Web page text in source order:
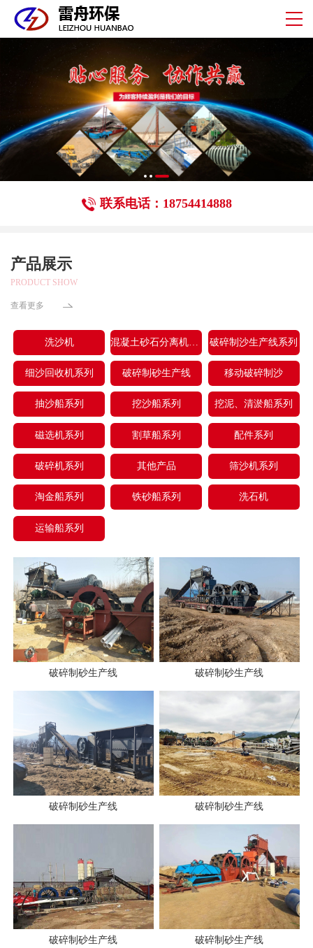
联系电话：18754414888
产品展示
PRODUCT SHOW
查看更多
洗沙机 破碎制沙生产线系列
细沙回收机系列 破碎制砂生产线 移动破碎制沙
抽沙船系列 挖沙船系列 挖泥、清淤船系列
磁选机系列 割草船系列 配件系列
破碎机系列 其他产品 筛沙机系列
淘金船系列 铁砂船系列 洗石机
运输船系列
破碎制砂生产线 破碎制砂生产线
破碎制砂生产线 破碎制砂生产线
破碎制砂生产线 破碎制砂生产线